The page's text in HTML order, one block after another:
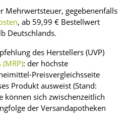
Mehrwertsteuer, gegebenenfalls
, ab 59,99 € Bestellwert
Deutschlands.
des Herstellers (UVP)
: der höchste
Preisvergleichsseite
Produkt ausweist (Stand:
können sich zwischenzeitlich
der Versandapotheken